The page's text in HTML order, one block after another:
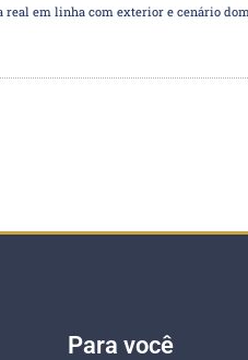
Para você